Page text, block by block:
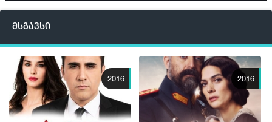
ფლეიერი 2
ფლეიერი 2
ფლეიერი 3
▶ სერია 10
მსგავსი
2016 2016